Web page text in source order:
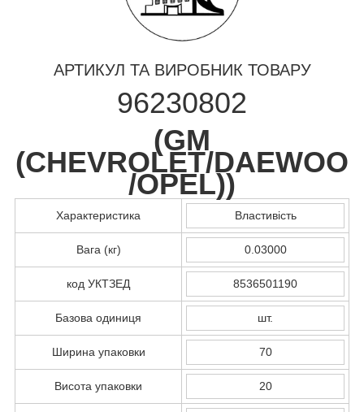
АРТИКУЛ ТА ВИРОБНИК ТОВАРУ
96230802
(GM
(CHEVROLET/DAEWOO
/OPEL))
Характеристика Властивість
Вага (кг) 0.03000
код УКТЗЕД 8536501190
Базова одиниця шт.
Ширина упаковки 70
Висота упаковки 20